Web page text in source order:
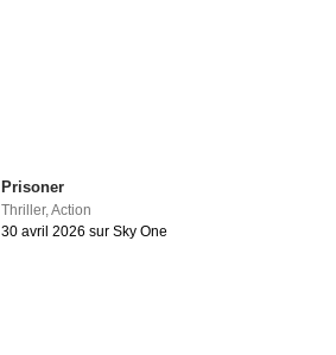
Prisoner
Thriller,Action
30 avril 2026 sur Sky One